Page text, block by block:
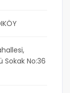
Sokak No:36